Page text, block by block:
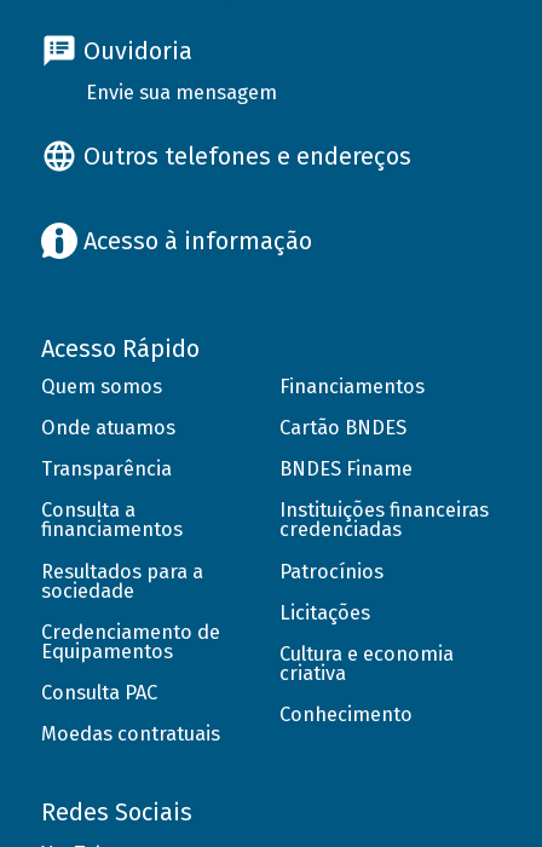
Ouvidoria
Envie sua mensagem
Outros telefones e endereços
Acesso à informação
Acesso Rápido
Quem somos
Onde atuamos
Transparência
Consulta a
financiamentos
Resultados para a
sociedade
Credenciamento de
Equipamentos
Consulta PAC
Moedas contratuais
Financiamentos
Cartão BNDES
BNDES Finame
Instituições financeiras
credenciadas
Patrocínios
Licitações
Cultura e economia
criativa
Conhecimento
Redes Sociais